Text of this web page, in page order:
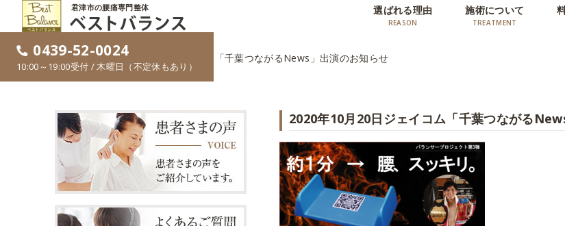
君津市の腰痛専門整体 選ばれる理由 施術について
0439-52-0024
10:00～19:00受付 / 木曜日（不定休もあり）
ホーム » お知らせ »2020年10月20日ジェイコム「千葉つながるNews」出演のお知らせ
2020年10月20日ジェイコム「千葉つながる